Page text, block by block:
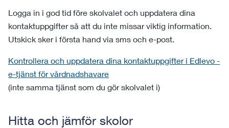
Logga in i god tid före skolvalet och uppdatera dina
kontaktuppgifter så att du inte missar viktig information.
Utskick sker i första hand via sms och e-post.
Kontrollera och uppdatera dina kontaktuppgifter i Edlevo -
e-tjänst för vårdnadshavare
(inte samma tjänst som du gör skolvalet i)
Hitta och jämför skolor